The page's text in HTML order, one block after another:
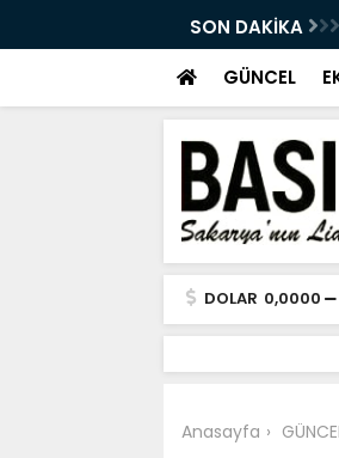
SON DAKİKA
Tersine Dönecek: Pazar Sağanak Var
GÜNCEL
DOLAR 0,0000
Anasayfa